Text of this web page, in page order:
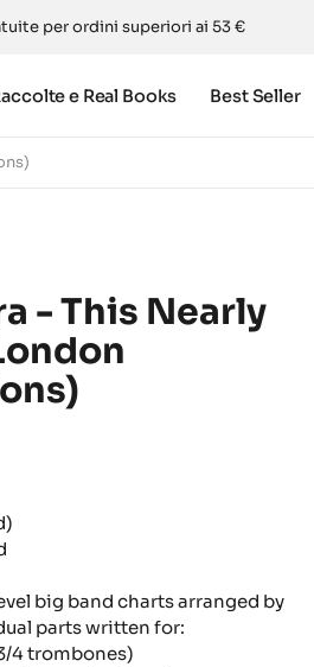
per ordini superiori ai 53 €
e Real Books Best Seller
- This Nearly
big band charts arranged by
parts written for:
4 trombones)